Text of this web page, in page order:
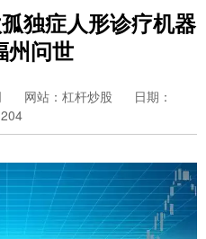
独症人形诊疗机器
州问世
网站：杠杆炒股
日期：